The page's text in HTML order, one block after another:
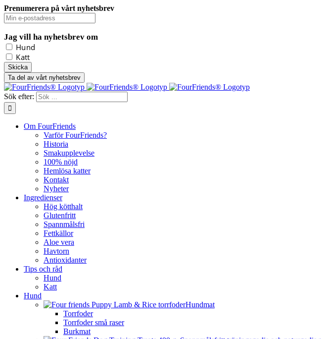
Prenumerera på vårt nyhetsbrev
Jag vill ha nyhetsbrev om
Hund
Katt
Ta del av vårt nyhetsbrev
Sök efter:
Om FourFriends
Varför FourFriends?
Historia
Smakupplevelse
100% nöjd
Hemlösa katter
Kontakt
Nyheter
Ingredienser
Hög kötthalt
Glutenfritt
Spannmålsfri
Fettkällor
Aloe vera
Havtorn
Antioxidanter
Tips och råd
Hund
Katt
Hund
Hundmat
Torrfoder
Torrfoder små raser
Burkmat